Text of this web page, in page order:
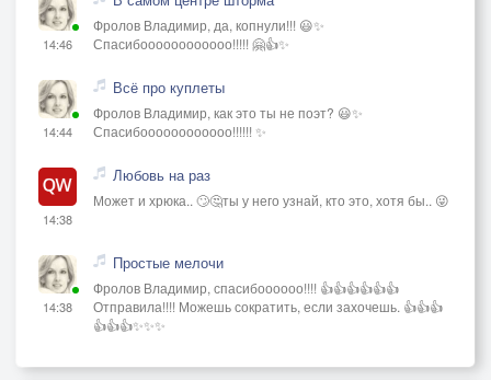
14:46
Фролов Владимир, да, копнули!!! 😃✨
Спасибоооооооооооо!!!!! 🤗👍✨
14:44
Всё про куплеты
Фролов Владимир, как это ты не поэт? 😃✨
Спасибоооооооооооо!!!!!! ✨
14:38
Любовь на раз
Может и хрюка.. 🙄🤔ты у него узнай, кто это, хотя бы.. 😜
14:38
Простые мелочи
Фролов Владимир, спасибоооооо!!!! 👍👍👍👍👍👍
Отправила!!!! Можешь сократить, если захочешь. 👍👍👍
👍👍👍✨✨✨